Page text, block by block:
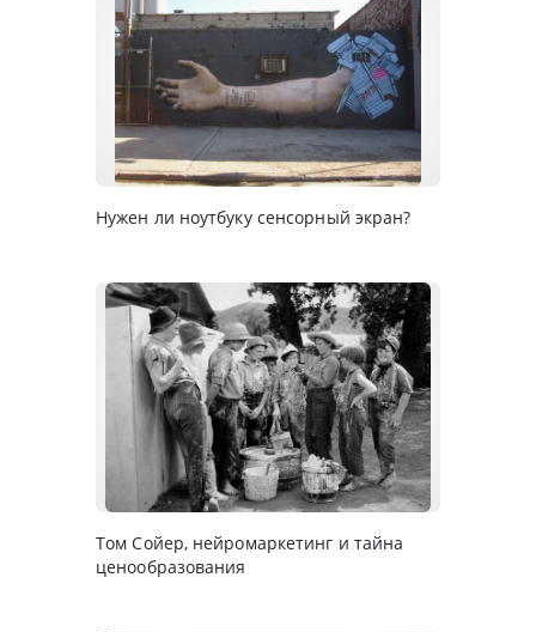
Нужен ли ноутбуку сенсорный экран?
Том Сойер, нейромаркетинг и тайна
ценообразования